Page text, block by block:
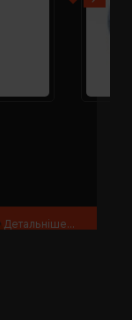
Детальніше...